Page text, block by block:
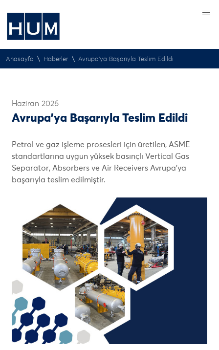
Anasayfa \ Haberler \ Avrupa’ya Başarıyla Teslim Edildi
Haziran 2026
Avrupa’ya Başarıyla Teslim Edildi
Petrol ve gaz işleme prosesleri için üretilen, ASME
standartlarına uygun yüksek basınçlı Vertical Gas
Separator, Absorbers ve Air Receivers Avrupa'ya
başarıyla teslim edilmiştir.